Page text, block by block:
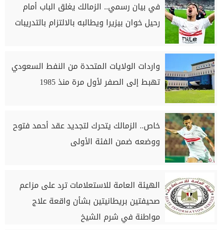
في بيان رسمي.. الزمالك يغلق الباب أمام
رحيل خوان بيزيرا ويطالبه بالالتزام بالتدريبات
واردات الولايات المتحدة من النفط السعودي
تهبط إلى الصفر لأول مرة منذ 1985
خاص.. الزمالك يتحرك لتجديد عقد أحمد فتوح
ووضعه ضمن الفئة الأولى
الهيئة العامة للاستعلامات ترد على مزاعم
صحيفتين بريطانيتين بشأن واقعة علاج
مواطنة في شرم الشيخ